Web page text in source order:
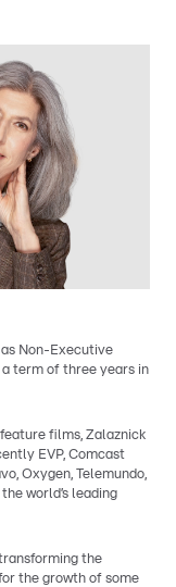
as Non-Executive
a term of three years in
films, Zalaznick
EVP, Comcast
Oxygen, Telemundo,
world’s leading
the
the growth of some